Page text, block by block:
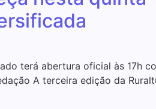
terá abertura oficial às 17h
A terceira edição da